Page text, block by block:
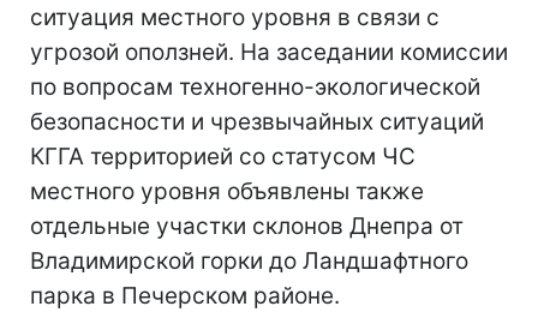
ситуация местного уровня в связи с
угрозой оползней. На заседании комиссии
по вопросам техногенно-экологической
безопасности и чрезвычайных ситуаций
КГГА территорией со статусом ЧС
местного уровня объявлены также
отдельные участки склонов Днепра от
Владимирской горки до Ландшафтного
парка в Печерском районе.